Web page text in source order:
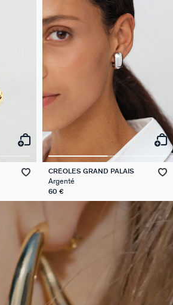
CRÉOLES GRAND PALAIS
Argenté
60 €